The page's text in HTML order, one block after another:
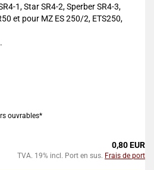
1, Star SR4-2, Sperber SR4-3,
et pour MZ ES 250/2, ETS250,
ouvrables*
0,80 EUR
TVA. 19% incl. Port en sus. Frais de port